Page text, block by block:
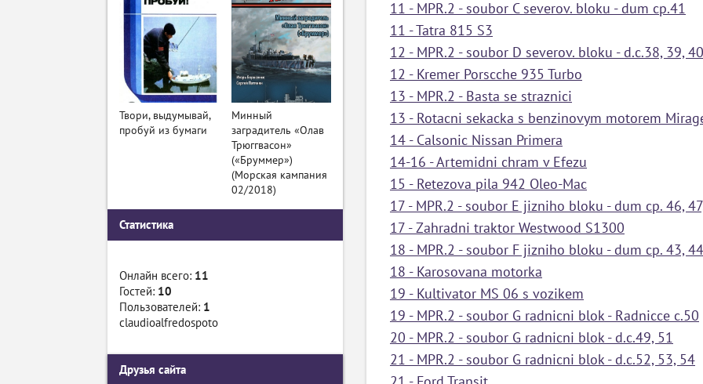
11 - MPR.2 - soubor C severov. bloku - dum cp.41
11 - Tatra 815 S3
12 - MPR.2 - soubor D severov. bloku - d.c.38, 39, 40
12 - Kremer Porscche 935 Turbo
13 - MPR.2 - Basta se straznici
13 - Rotacni sekacka s benzinovym motorem
14 - Calsonic Nissan Primera
14-16 - Artemidni chram v Efezu
15 - Retezova pila 942 Oleo-Mac
17 - MPR.2 - soubor E jizniho bloku - dum cp. 46,
17 - Zahradni traktor Westwood S1300
18 - MPR.2 - soubor F jizniho bloku - dum cp. 43,
18 - Karosovana motorka
19 - Kultivator MS 06 s vozikem
19 - MPR.2 - soubor G radnicni blok - Radnicce c.50
20 - MPR.2 - soubor G radnicni blok - d.c.49, 51
21 - MPR.2 - soubor G radnicni blok - d.c.52, 53, 54
Твори, выдумывай,
пробуй из бумаги
Минный
заградитель «Олав
Трюггвасон»
(«Бруммер»)
(Морская кампания
02/2018)
Статистика
Онлайн всего: 11
Гостей: 10
Пользователей: 1
claudioalfredospoto
Друзья сайта